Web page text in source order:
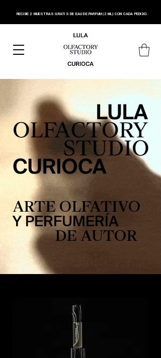
RECIBE 2 MUESTRAS GRATIS DE EAU DE PARFUM (2 ML) CON CADA PEDIDO.
ARTE OLFATIVO
Y PERFUMERÍA
DE AUTOR